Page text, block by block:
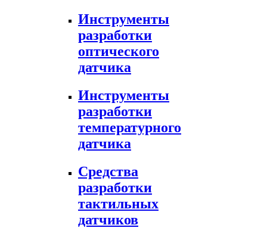
Инструменты
разработки
оптического
датчика
Инструменты
разработки
температурного
датчика
Средства
разработки
тактильных
датчиков